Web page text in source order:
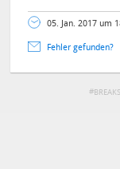
05. Jan. 2017 um
Fehler gefunden?